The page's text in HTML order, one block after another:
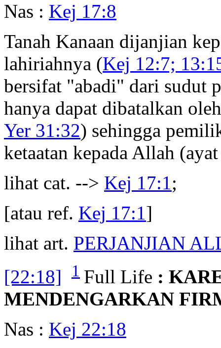
Nas : Kej 17:8
Tanah Kanaan dijanjian
lahiriahnya (Kej 12:7;
bersifat "abadi" dari sudut
hanya dapat dibatalkan
Yer 31:32) sehingga
ketaatan kepada Allah
lihat cat. --> Kej 17:1;
[atau ref. Kej 17:1]
lihat art. PERJANJIAN
[22:18]
1 Full Life :
MENDENGARKAN
Nas : Kej 22:18